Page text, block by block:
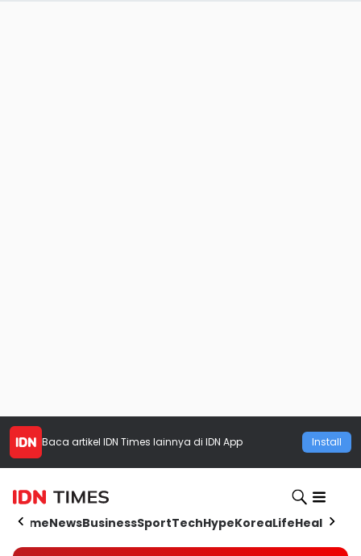
Baca artikel IDN Times lainnya di IDN App Install
HomeNewsBusinessSportTechHypeKoreaLifeHealth